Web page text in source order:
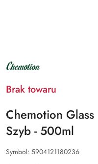
NAZWA
PRODUCENTA:
Brak towaru
Chemotion
Szyb - 500ml
Symbol: 5904121180236